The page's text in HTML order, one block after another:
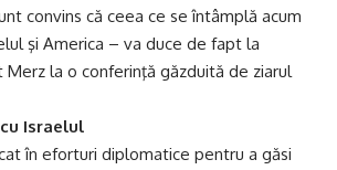
convins că ceea ce se întâmplă acum
şi America – va duce de fapt la
Merz la o conferinţă găzduită de ziarul
Israelul
în eforturi diplomatice pentru a găsi